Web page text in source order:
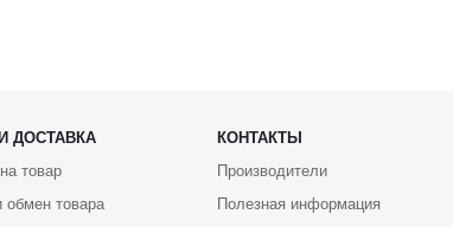
ДОСТАВКА
КОНТАКТЫ
товар
обмен товара
Производители
Полезная информация